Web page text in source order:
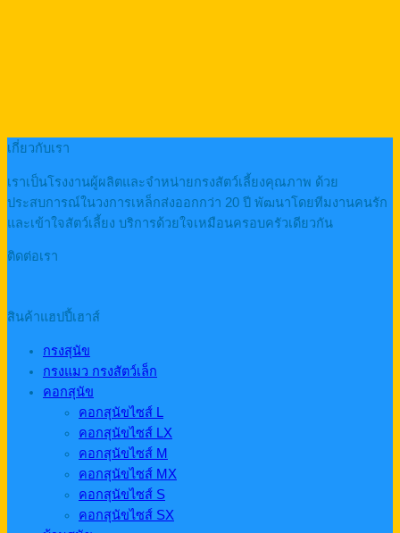
เกี่ยวกับเรา
เราเป็นโรงงานผู้ผลิตและจำหน่ายกรงสัตว์เลี้ยงคุณภาพ ด้วย
ประสบการณ์ในวงการเหล็กส่งออกกว่า 20 ปี พัฒนาโดยทีมงานคนรัก
และเข้าใจสัตว์เลี้ยง บริการด้วยใจเหมือนครอบครัวเดียวกัน
ติดต่อเรา
สินค้าแฮปปี้เฮาส์
กรงสุนัข
กรงแมว กรงสัตว์เล็ก
คอกสุนัข
คอกสุนัขไซส์ L
คอกสุนัขไซส์ LX
คอกสุนัขไซส์ M
คอกสุนัขไซส์ MX
คอกสุนัขไซส์ S
คอกสุนัขไซส์ SX